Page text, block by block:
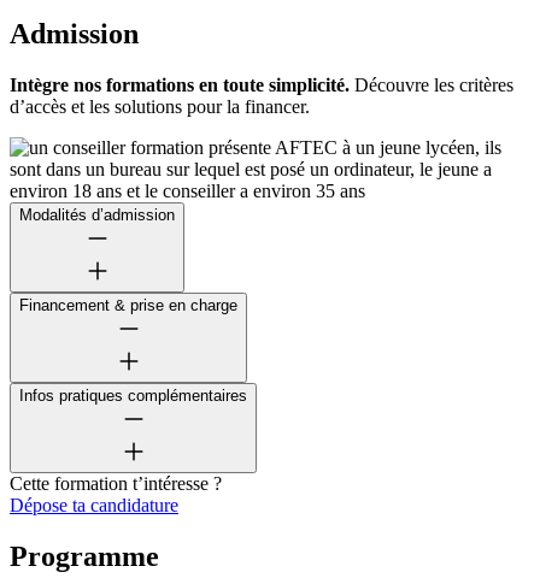
Admission
Intègre nos formations en toute simplicité. Découvre les critères
d’accès et les solutions pour la financer.
Modalités d’admission
Financement & prise en charge
Infos pratiques complémentaires
Cette formation t’intéresse ?
Dépose ta candidature
Programme